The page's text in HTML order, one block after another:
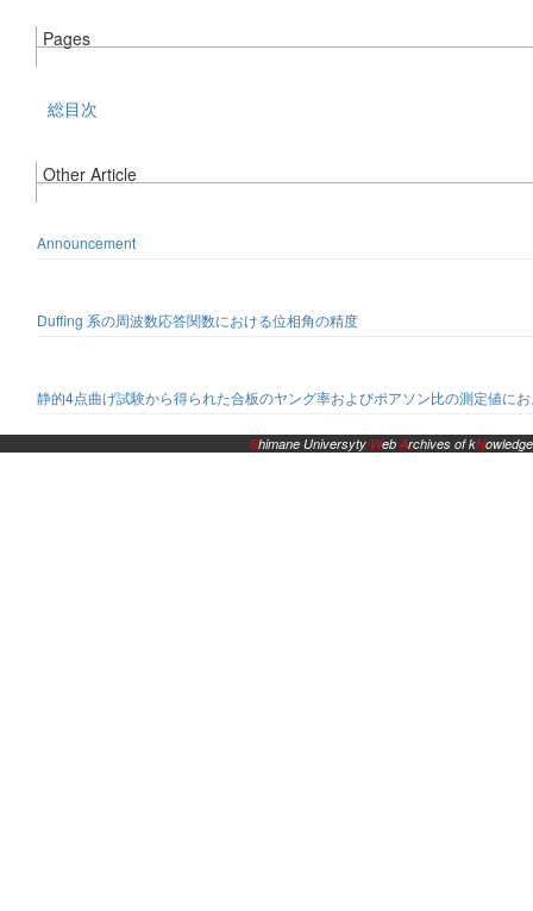
Pages
総目次
Other Article
Announcement
Duffing 系の周波数応答関数における位相角の精度
静的4点曲げ試験から得られた合板のヤング率およびポアソン比の測定値に
Shimane Universyty WebArchives of kNowledge